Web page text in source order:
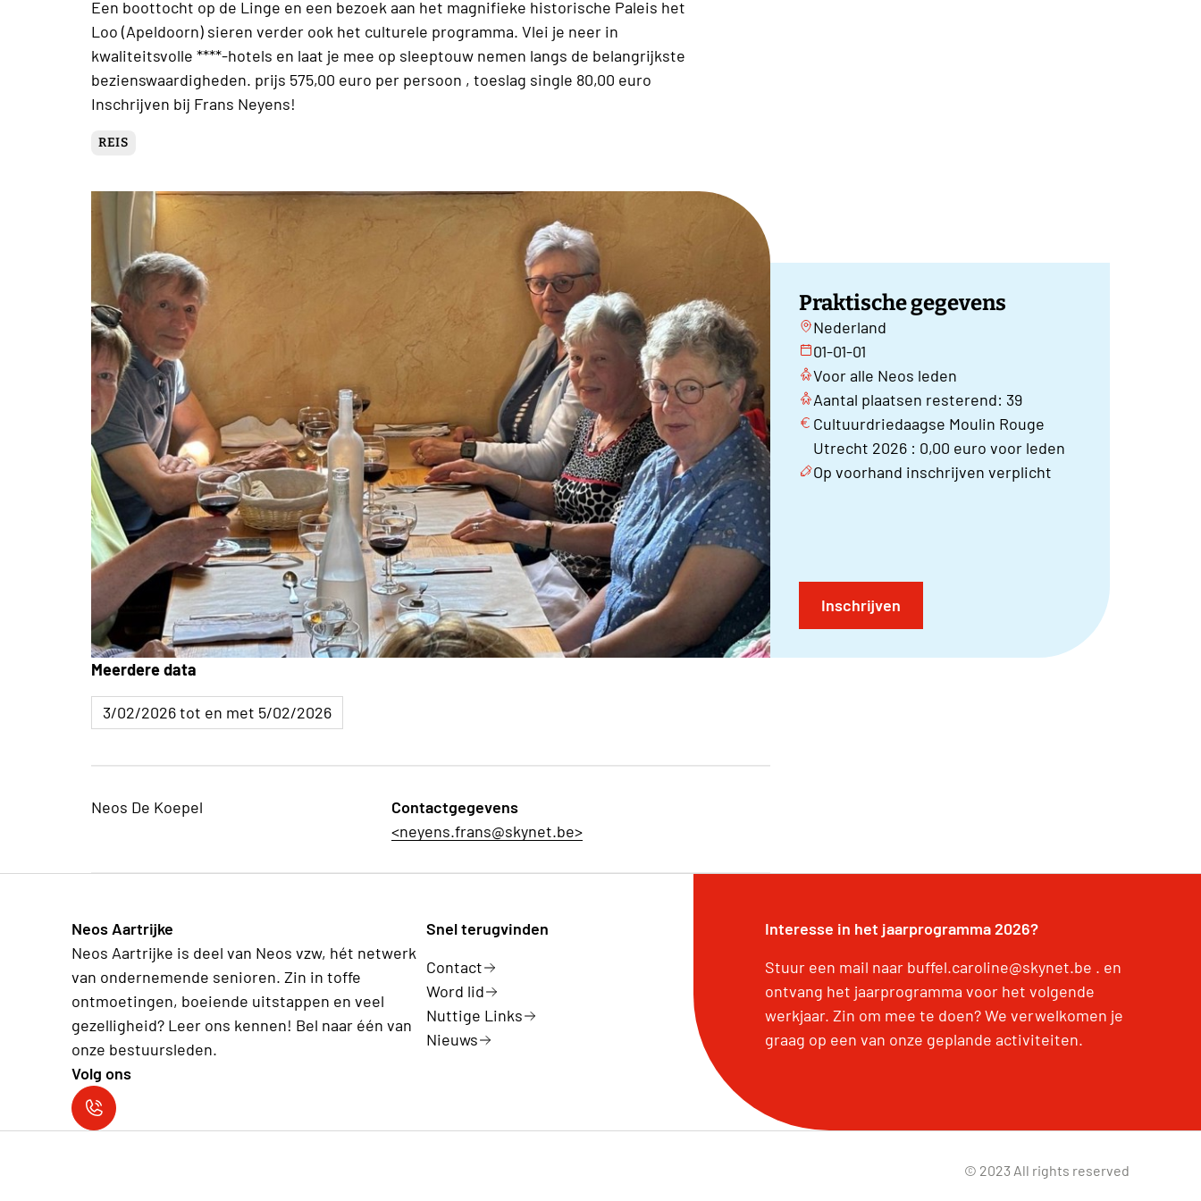
Een boottocht op de Linge en een bezoek aan het magnifieke historische Paleis het
Loo (Apeldoorn) sieren verder ook het culturele programma. Vlei je neer in
kwaliteitsvolle ****-hotels en laat je mee op sleeptouw nemen langs de belangrijkste
bezienswaardigheden. prijs 575,00 euro per persoon , toeslag single 80,00 euro
Inschrijven bij Frans Neyens!
REIS
Praktische gegevens
Nederland
01-01-01
Voor alle Neos leden
Aantal plaatsen resterend: 39
Cultuurdriedaagse Moulin Rouge
Utrecht 2026 : 0,00 euro voor leden
Op voorhand inschrijven verplicht
Inschrijven
Meerdere data
3/02/2026 tot en met 5/02/2026
Neos De Koepel
Contactgegevens
<neyens.frans@skynet.be>
Neos Aartrijke
Neos Aartrijke is deel van Neos vzw, hét netwerk
van ondernemende senioren. Zin in toffe
ontmoetingen, boeiende uitstappen en veel
gezelligheid? Leer ons kennen! Bel naar één van
onze bestuursleden.
Volg ons
Neos Aartrijke
Snel terugvinden
Contact
Word lid
Nuttige Links
Nieuws
Interesse in het jaarprogramma 2026?
Stuur een mail naar buffel.caroline@skynet.be . en
ontvang het jaarprogramma voor het volgende
werkjaar. Zin om mee te doen? We verwelkomen je
graag op een van onze geplande activiteiten.
© 2023 All rights reserved